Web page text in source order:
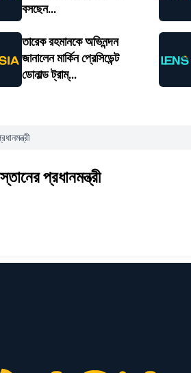
বসছেন...
তারেক রহমানকে অভিনন্দন
জানালেন মার্কিন প্রেসিডেন্ট
ডোনাল্ড ট্রাম্...
প্রধানমন্ত্রী